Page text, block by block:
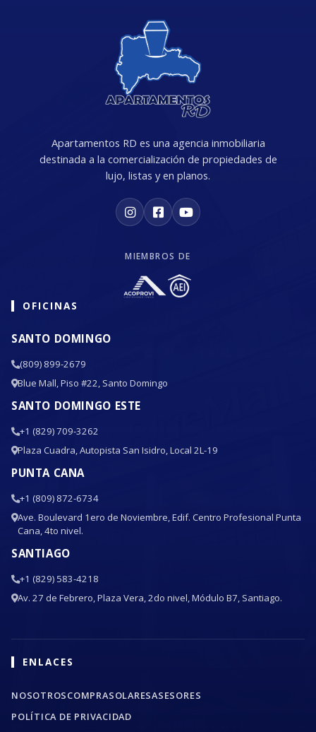
Apartamentos RD es una agencia inmobiliaria
destinada a la comercialización de propiedades de
lujo, listas y en planos.
MIEMBROS DE
OFICINAS
SANTO DOMINGO
(809) 899-2679
Blue Mall, Piso #22, Santo Domingo
SANTO DOMINGO ESTE
+1 (829) 709-3262
Plaza Cuadra, Autopista San Isidro, Local 2L-19
PUNTA CANA
+1 (809) 872-6734
Ave. Boulevard 1ero de Noviembre, Edif. Centro Profesional Punta
Cana, 4to nivel.
SANTIAGO
+1 (829) 583-4218
Av. 27 de Febrero, Plaza Vera, 2do nivel, Módulo B7, Santiago.
ENLACES
NOSOTROSCOMPRASOLARESASESORES
POLÍTICA DE PRIVACIDAD